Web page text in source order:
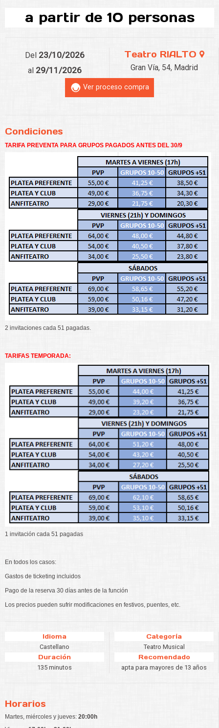
a partir de 10 personas
Del 23/10/2026
al 29/11/2026
Teatro RIALTO
Gran Vía, 54, Madrid
Ver proceso compra
Condiciones
TARIFA PREVENTA PARA GRUPOS PAGADOS ANTES DEL 30/9
2 invitaciones cada 51 pagadas.
TARIFAS TEMPORADA:
1 invitación cada 51 pagadas
En todos los casos:
Gastos de ticketing incluidos
Pago de la reserva 30 días antes de la función
Los precios pueden sufrir modificaciones en festivos, puentes, etc.
Idioma
Castellano
Categoría
Teatro Musical
Duración
135 minutos
Recomendado
apta para mayores de 13 años
Horarios
Martes, miércoles y jueves: 20:00h